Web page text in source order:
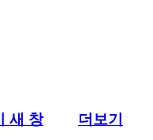
새 창 더보기